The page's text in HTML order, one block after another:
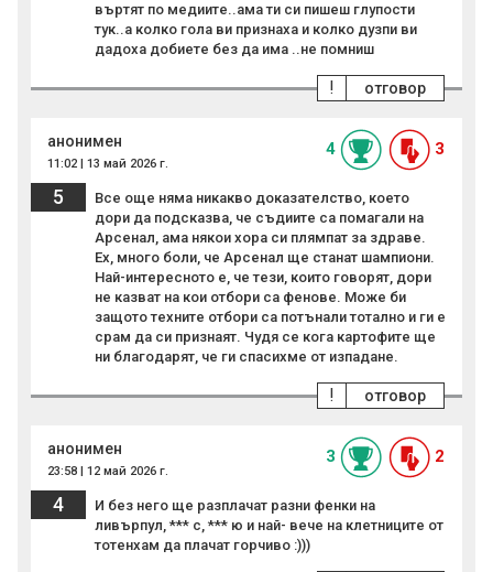
въртят по медиите..ама ти си пишеш глупости
тук..а колко гола ви признаха и колко дузпи ви
дадоха добиете без да има ..не помниш
отговор
!
анонимен
11:02 | 13 май 2026 г.
4 3
5
Все още няма никакво доказателство, което
дори да подсказва, че съдиите са помагали на
Арсенал, ама някои хора си плямпат за здраве.
Ех, много боли, че Арсенал ще станат шампиони.
Най-интересното е, че тези, които говорят, дори
не казват на кои отбори са фенове. Може би
защото техните отбори са потънали тотално и ги е
срам да си признаят. Чудя се кога картофите ще
ни благодарят, че ги спасихме от изпадане.
отговор
!
анонимен
23:58 | 12 май 2026 г.
3 2
4
И без него ще разплачат разни фенки на
ливърпул, *** с, *** ю и най- вече на клетниците от
тотенхам да плачат горчиво :)))